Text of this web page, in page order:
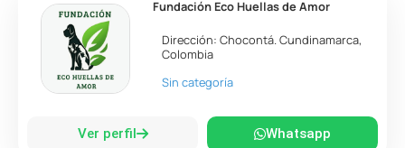
Fundación Eco Huellas de Amor
Dirección:Chocontá.Cundinamarca,
Colombia
Sin categoría
Ver perfil Whatsapp